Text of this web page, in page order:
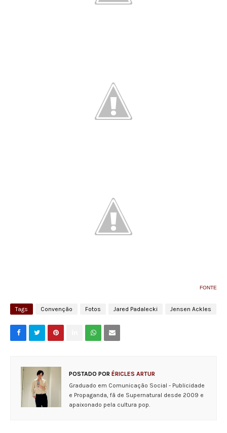
FONTE
Tags Convenção Fotos Jared Padalecki Jensen Ackles
POSTADO POR ÉRICLES ARTUR
Graduado em Comunicação Social - Publicidade
e Propaganda, fã de Supernatural desde 2009 e
apaixonado pela cultura pop.